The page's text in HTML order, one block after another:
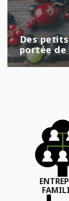
Des
portée de